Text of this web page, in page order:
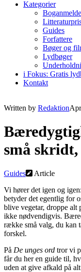
Kategorier
Guides
Forfattere
Bøger og
Lydbøger
i Fokus: Gratis
Kontakt
Written by Redaktion
små
Guides
Article
Vi hører det igen og
betyder det egentlig for
blive vegetar, droppe
ikke nødvendigvis.
række små valg, du kan
forskel.
På De unges ord tror vi
får du her en guide til,
uden at give afkald på